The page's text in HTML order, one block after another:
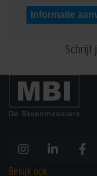
Informatie
Schrijf
Bekijk ook